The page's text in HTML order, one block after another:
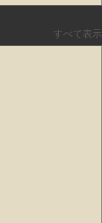
すべて表示